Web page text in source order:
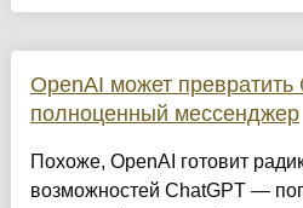
OpenAI может превратить
полноценный мессенджер
Похоже, OpenAI готовит
возможностей ChatGPT —